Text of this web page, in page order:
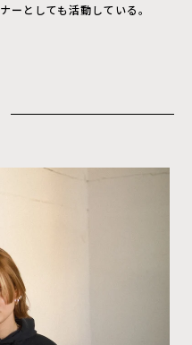
ーとしても活動している。